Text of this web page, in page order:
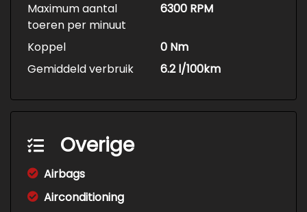
Maximum aantal
toeren per minuut
6300 RPM
Koppel
0 Nm
Gemiddeld verbruik
6.2 l/100km
Overige
Airbags
Airconditioning